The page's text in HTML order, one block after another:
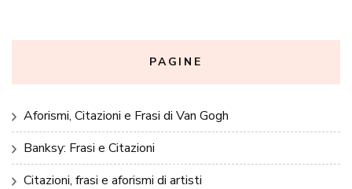
PAGINE
Aforismi, Citazioni e Frasi di Van Gogh
Banksy: Frasi e Citazioni
Citazioni, frasi e aforismi di artisti